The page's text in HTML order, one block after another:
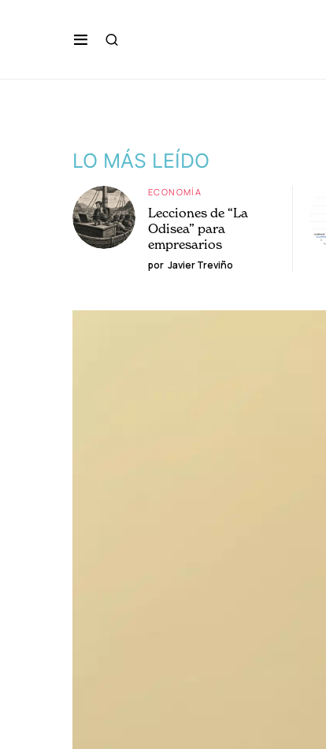
LO MÁS LEÍDO
ECONOMÍA
Lecciones de “La
Odisea” para
empresarios
por Javier Treviño